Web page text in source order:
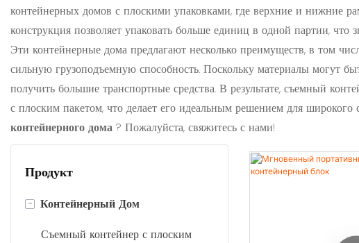
контейнерных домов с плоскими упаковками, где верхние и нижние
конструкция позволяет упаковать больше единиц в одной партии, что
Эти контейнерные дома предлагают несколько преимуществ, в том
сильную грузоподъемную способность. Поскольку материалы могут
получить большие транспортные средства. В результате, съемный
с плоским пакетом, что делает его идеальным решением для
контейнерного дома ? Пожалуйста, свяжитесь с нами!
Продукт
- Контейнерный Дом
Съемный контейнер с плоским